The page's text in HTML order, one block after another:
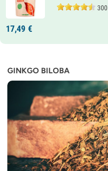
300
17,49 €
GINKGO BILOBA